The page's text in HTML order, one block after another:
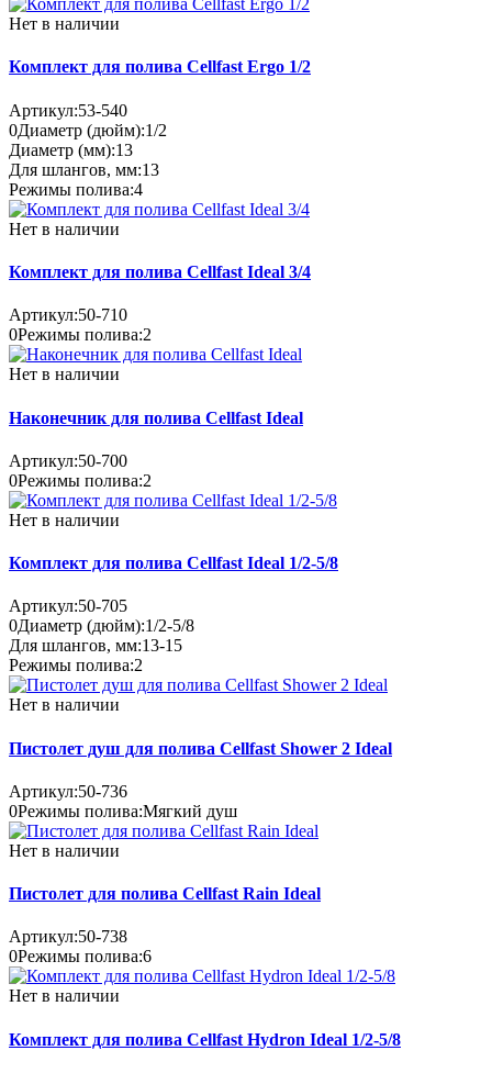
Нет в наличии
Комплект для полива Cellfast Ergo 1/2
Артикул:53-540
0Диаметр (дюйм):1/2
Диаметр (мм):13
Для шлангов, мм:13
Режимы полива:4
Нет в наличии
Комплект для полива Cellfast Ideal 3/4
Артикул:50-710
0Режимы полива:2
Нет в наличии
Наконечник для полива Cellfast Ideal
Артикул:50-700
0Режимы полива:2
Нет в наличии
Комплект для полива Cellfast Ideal 1/2-5/8
Артикул:50-705
0Диаметр (дюйм):1/2-5/8
Для шлангов, мм:13-15
Режимы полива:2
Нет в наличии
Пистолет душ для полива Cellfast Shower 2 Ideal
Артикул:50-736
0Режимы полива:Мягкий душ
Нет в наличии
Пистолет для полива Cellfast Rain Ideal
Артикул:50-738
0Режимы полива:6
Нет в наличии
Комплект для полива Cellfast Hydron Ideal 1/2-5/8